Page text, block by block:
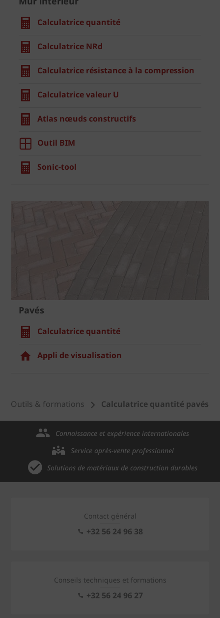
Calculatrice quantité
Calculatrice NRd
Calculatrice résistance à la compression
Calculatrice valeur U
Atlas nœuds constructifs
Outil BIM
Sonic-tool
Pavés
Calculatrice quantité
Appli de visualisation
Outils & formations Calculatrice quantité pavés
Connaissance et expérience internationales
Service après-vente professionnel
Solutions de matériaux de construction durables
Contact général
+32 56 24 96 38
Conseils techniques et formations
+32 56 24 96 27